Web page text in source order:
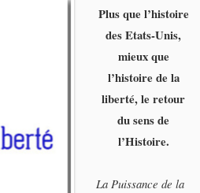
Plus que l’histoire
des Etats-Unis,
mieux que
l’histoire de la
liberté, le retour
du sens de
l’Histoire.
La Puissance de la